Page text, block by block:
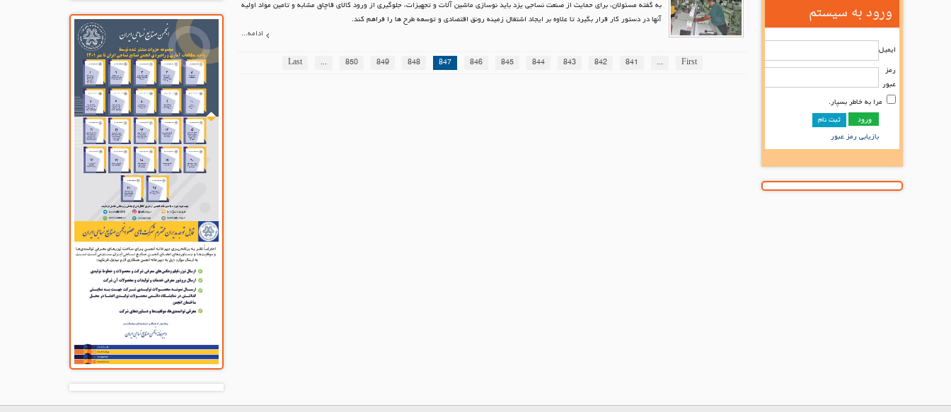
ورود به سیستم
ایمیل
رمز
عبور
مرا به خاطر بسپار.
ثبت نام
بازیابی رمز عبور
به گفته مسئولان، برای حمایت از صنعت نساجی یزد باید نوسازی ماشین آلات و تجهیزات، جلوگیری از ورود کالای قاچاق مشابه و تامین مواد اولیه
آنها در دستور کار قرار بگیرد تا علاوه بر ایجاد اشتغال زمینه رونق اقتصادی و توسعه طرح ها را فراهم کند.
ادامه...
First
...
841
842
843
844
845
846
847
848
849
850
...
Last